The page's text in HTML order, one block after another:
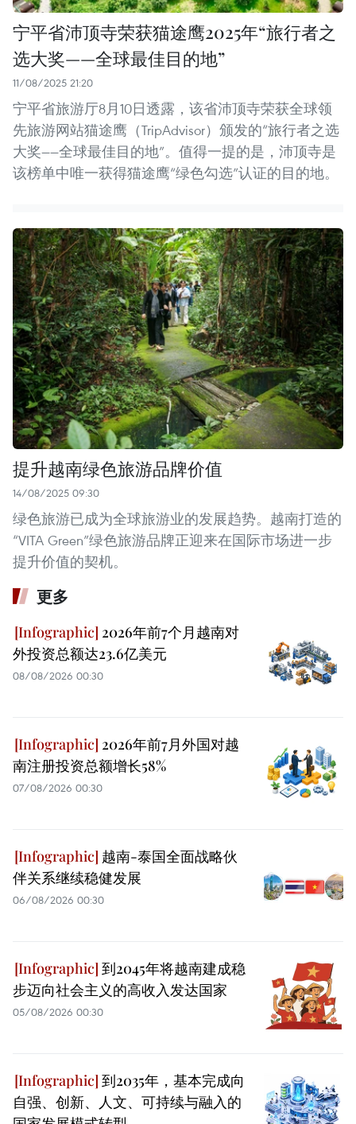
宁平省沛顶寺荣获猫途鹰2025年“旅行者之
选大奖——全球最佳目的地”
11/08/2025 21:20
宁平省旅游厅8月10日透露，该省沛顶寺荣获全球领
先旅游网站猫途鹰（TripAdvisor）颁发的“旅行者之选
大奖——全球最佳目的地”。值得一提的是，沛顶寺是
该榜单中唯一获得猫途鹰“绿色勾选”认证的目的地。
提升越南绿色旅游品牌价值
14/08/2025 09:30
绿色旅游已成为全球旅游业的发展趋势。越南打造的
“VITA Green”绿色旅游品牌正迎来在国际市场进一步
提升价值的契机。
更多
2026年前7个月越南对
外投资总额达23.6亿美元
08/08/2026 00:30
2026年前7月外国对越
南注册投资总额增长58%
07/08/2026 00:30
越南-泰国全面战略伙
伴关系继续稳健发展
06/08/2026 00:30
到2045年将越南建成稳
步迈向社会主义的高收入发达国家
05/08/2026 00:30
到2035年，基本完成向
自强、创新、人文、可持续与融入的